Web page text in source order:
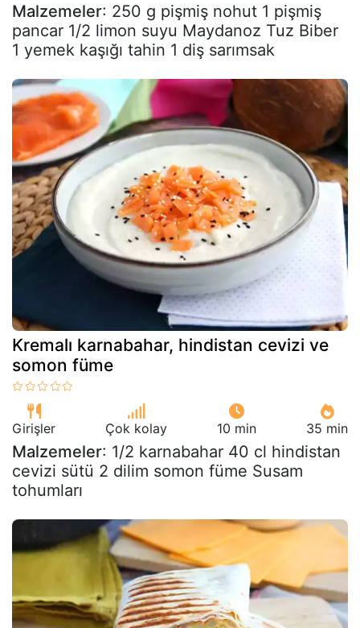
Malzemeler: 250 g pişmiş nohut 1 pişmiş
pancar 1/2 limon suyu Maydanoz Tuz Biber
1 yemek kaşığı tahin 1 diş sarımsak
Kremalı karnabahar, hindistan cevizi ve
somon füme
Girişler Çok kolay 10 min 35 min
Malzemeler: 1/2 karnabahar 40 cl hindistan
cevizi sütü 2 dilim somon füme Susam
tohumları